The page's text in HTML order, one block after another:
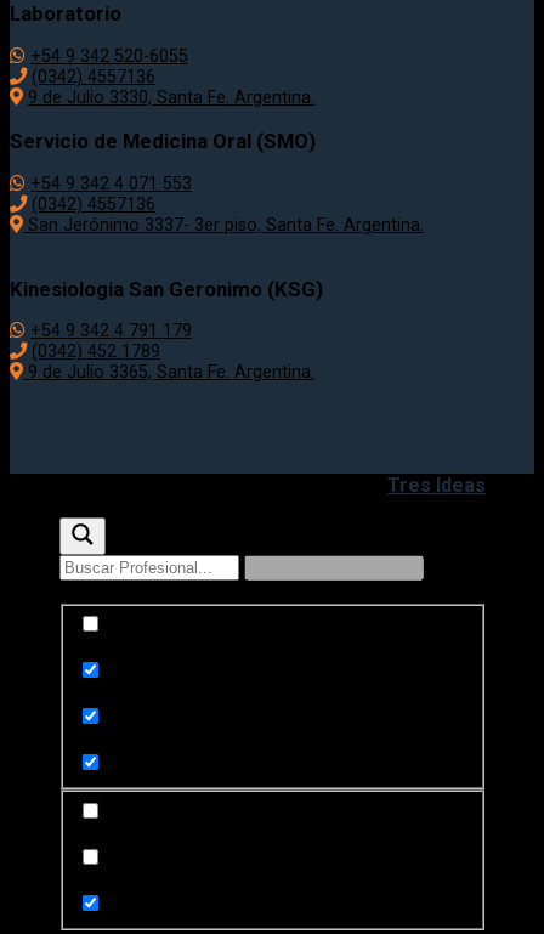
Laboratorio
+54 9 342 520-6055
(0342) 4557136
9 de Julio 3330, Santa Fe. Argentina.
Servicio de Medicina Oral (SMO)
+54 9 342 4 071 553
(0342) 4557136
San Jerónimo 3337- 3er piso, Santa Fe. Argentina.
Kinesiologia San Geronimo (KSG)
+54 9 342 4 791 179
(0342) 452 1789
9 de Julio 3365, Santa Fe. Argentina.
Tres Ideas